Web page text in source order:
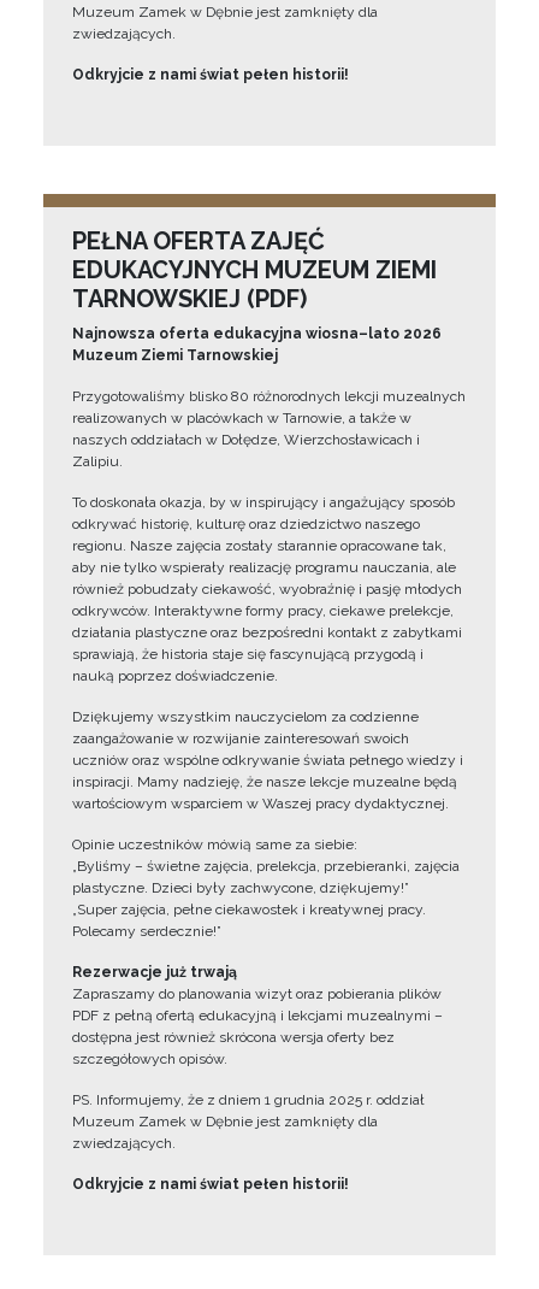
Muzeum Zamek w Dębnie jest zamknięty dla
zwiedzających.
Odkryjcie z nami świat pełen historii!
PEŁNA OFERTA ZAJĘĆ
EDUKACYJNYCH MUZEUM ZIEMI
TARNOWSKIEJ (PDF)
Najnowsza oferta edukacyjna wiosna–lato 2026
Muzeum Ziemi Tarnowskiej
Przygotowaliśmy blisko 80 różnorodnych lekcji muzealnych
realizowanych w placówkach w Tarnowie, a także w
naszych oddziałach w Dołędze, Wierzchosławicach i
Zalipiu.
To doskonała okazja, by w inspirujący i angażujący sposób
odkrywać historię, kulturę oraz dziedzictwo naszego
regionu. Nasze zajęcia zostały starannie opracowane tak,
aby nie tylko wspierały realizację programu nauczania, ale
również pobudzały ciekawość, wyobraźnię i pasję młodych
odkrywców. Interaktywne formy pracy, ciekawe prelekcje,
działania plastyczne oraz bezpośredni kontakt z zabytkami
sprawiają, że historia staje się fascynującą przygodą i
nauką poprzez doświadczenie.
Dziękujemy wszystkim nauczycielom za codzienne
zaangażowanie w rozwijanie zainteresowań swoich
uczniów oraz wspólne odkrywanie świata pełnego wiedzy i
inspiracji. Mamy nadzieję, że nasze lekcje muzealne będą
wartościowym wsparciem w Waszej pracy dydaktycznej.
Opinie uczestników mówią same za siebie:
„Byliśmy – świetne zajęcia, prelekcja, przebieranki, zajęcia
plastyczne. Dzieci były zachwycone, dziękujemy!”
„Super zajęcia, pełne ciekawostek i kreatywnej pracy.
Polecamy serdecznie!”
Rezerwacje już trwają
Zapraszamy do planowania wizyt oraz pobierania plików
PDF z pełną ofertą edukacyjną i lekcjami muzealnymi –
dostępna jest również skrócona wersja oferty bez
szczegółowych opisów.
PS. Informujemy, że z dniem 1 grudnia 2025 r. oddział
Muzeum Zamek w Dębnie jest zamknięty dla
zwiedzających.
Odkryjcie z nami świat pełen historii!